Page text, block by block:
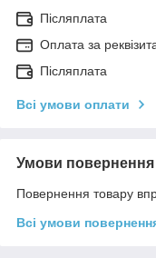
Післяплата
Оплата за
Післяплата
Всі умови оплати
Умови повернення
Повернення товару
Всі умови